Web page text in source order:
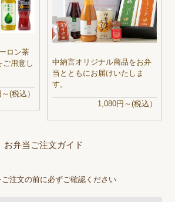
ロン茶
ご用意し
(税込）
中納言オリジナル商品をお弁
当とともにお届けいたしま
す。
1,080円～(税込）
お弁当ご注文ガイド
ご注文の前に必ずご確認ください